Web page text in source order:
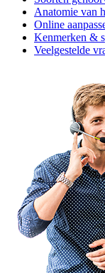
Anatomie van
Online
Kenmerken &
Veelgestelde